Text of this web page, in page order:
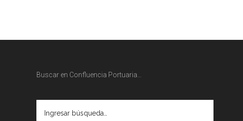
Buscar en Confluencia Portuaria…
búsqueda…